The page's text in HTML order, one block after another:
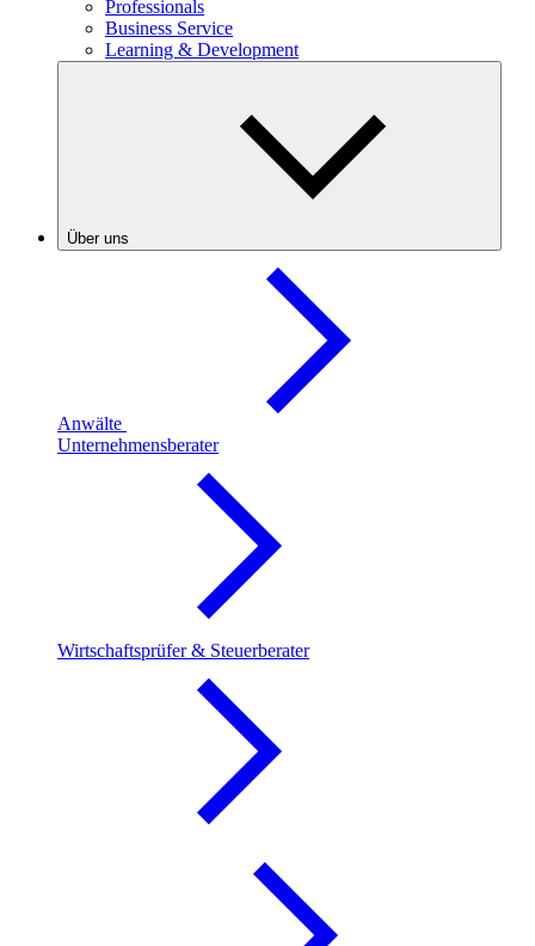
Professionals
Business Service
Learning & Development
Über uns
Anwälte
Unternehmensberater
Wirtschaftsprüfer & Steuerberater